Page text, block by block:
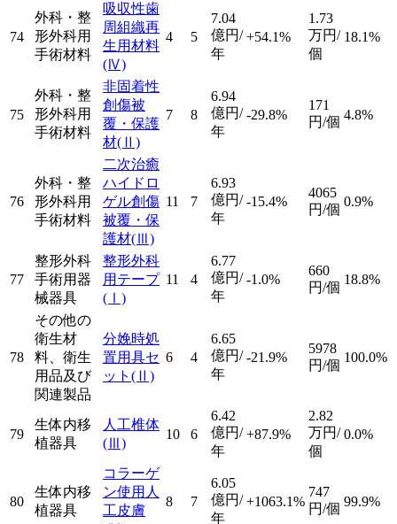
74
外科・整
形外科用
手術材料
吸収性歯
周組織再
生用材料
(Ⅳ)
4 5
7.04
億円/
年
+54.1%
1.73
万円/
個
18.1%
75
外科・整
形外科用
手術材料
非固着性
創傷被
覆・保護
材(Ⅱ)
7 8
6.94
億円/
年
-29.8%
171
円/個 4.8%
76
外科・整
形外科用
手術材料
二次治癒
ハイドロ
ゲル創傷
被覆・保
護材(Ⅲ)
11 7
6.93
億円/
年
-15.4%
4065
円/個
0.9%
77
整形外科
手術用器
械器具
整形外科
用テープ
(Ⅰ)
11 4
6.77
億円/
年
-1.0%
660
円/個
18.8%
78
その他の
衛生材
料、衛生
用品及び
関連製品
分娩時処
置用具セ
ット (Ⅱ)
6 4
6.65
億円/
年
-21.9%
5978
円/個
100.0%
79
生体内移
植器具
人工椎体
(Ⅲ)
10 6
6.42
億円/
年
+87.9%
2.82
万円/
個
0.0%
80
生体内移
植器具
コラーゲ
ン使用人
工皮膚
8 7
6.05
億円/
年
+1063.1%
747
円/個 99.9%